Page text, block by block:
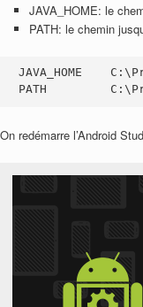
JAVA_HOME: le
PATH: le chemin
JAVA_HOME
PATH
On redémarre l’Android